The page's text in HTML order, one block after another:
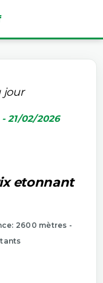
jour
21/02/2026
etonnant
2600 mètres -